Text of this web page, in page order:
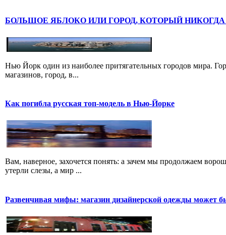
БОЛЬШОЕ ЯБЛОКО ИЛИ ГОРОД, КОТОРЫЙ
Нью Йорк один из наиболее притягательных городов мира.
магазинов, город, в...
Как погибла русская топ-модель в Нью-Йорке
Вам, наверное, захочется понять: а зачем мы продолжаем
утерли слезы, а мир ...
Развенчивая мифы: магазин дизайнерской одежды может